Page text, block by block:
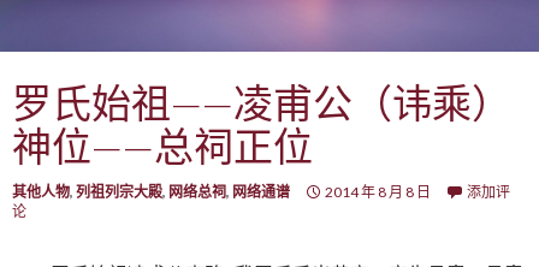
罗氏始祖——凌甫公（讳乘）
神位——总祠正位
其他人物, 列祖列宗大殿, 网络总祠, 网络通谱 2014 年 8 月 8 日
添加评
论